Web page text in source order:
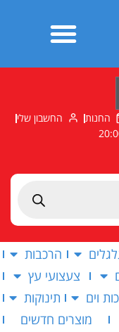
החנות
החשבון שלי
הרכבות
צעצועי עץ
וים
תינוקות
מוצרים חדשים